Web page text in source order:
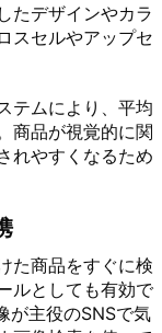
たデザインやカラ
スセルやアップセ
テムにより、平均
商品が視覚的に関
れやすくなるため
た商品をすぐに検
ルとしても有効で
が主役のSNSで気